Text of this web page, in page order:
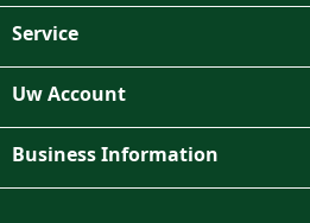
Service
Uw Account
Business Information